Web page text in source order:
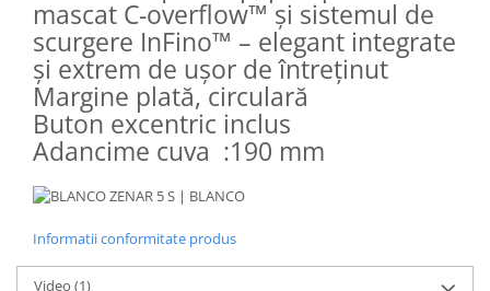
mascat C-overflow™ și sistemul de
scurgere InFino™ – elegant integrate
și extrem de ușor de întreținut
Margine plată, circulară
Buton excentric inclus
Adancime cuva :190 mm
Informatii conformitate produs
Video (1)